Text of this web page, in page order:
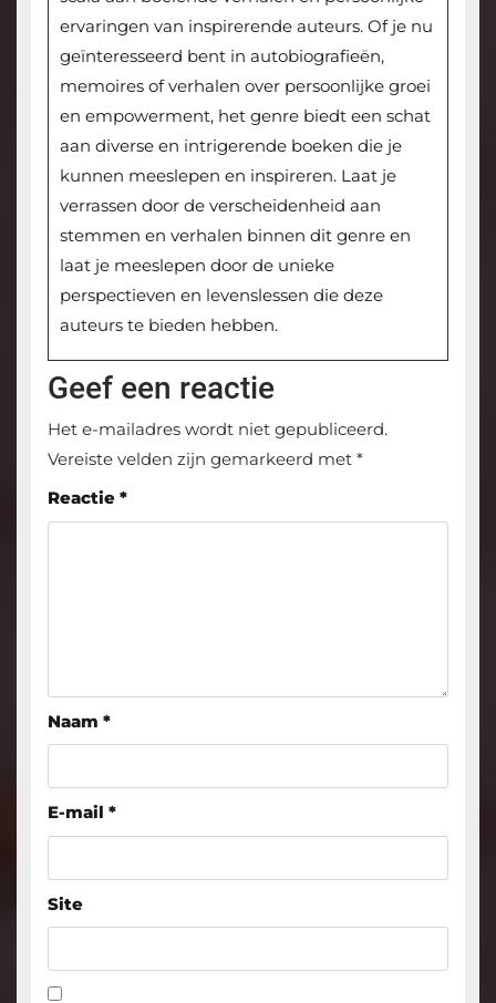
ervaringen van inspirerende auteurs. Of je nu
geïnteresseerd bent in autobiografieën,
memoires of verhalen over persoonlijke groei
en empowerment, het genre biedt een schat
aan diverse en intrigerende boeken die je
kunnen meeslepen en inspireren. Laat je
verrassen door de verscheidenheid aan
stemmen en verhalen binnen dit genre en
laat je meeslepen door de unieke
perspectieven en levenslessen die deze
auteurs te bieden hebben.
Geef een reactie
Het e-mailadres wordt niet gepubliceerd.
Vereiste velden zijn gemarkeerd met *
Reactie *
Naam *
E-mail *
Site